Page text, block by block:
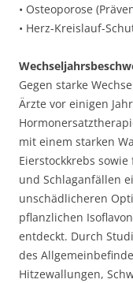
• Osteoporose
• Herz-Kreislauf-
Gegen starke
Ärzte vor einigen
mit einem starken
Eierstockkrebs
und Schlaganfällen
unschädlicheren
pflanzlichen
entdeckt. Durch
des
Hitzewallungen,